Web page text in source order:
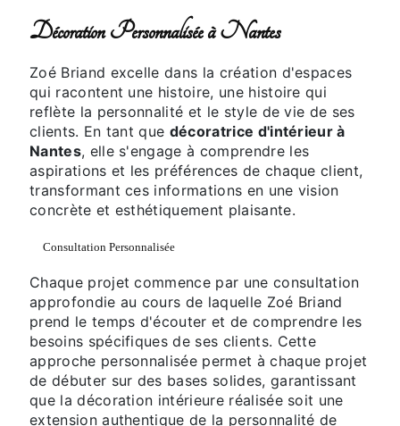
Décoration Personnalisée à Nantes
Zoé Briand excelle dans la création d'espaces
qui racontent une histoire, une histoire qui
reflète la personnalité et le style de vie de ses
clients. En tant que décoratrice d'intérieur à
Nantes, elle s'engage à comprendre les
aspirations et les préférences de chaque client,
transformant ces informations en une vision
concrète et esthétiquement plaisante.
Consultation Personnalisée
Chaque projet commence par une consultation
approfondie au cours de laquelle Zoé Briand
prend le temps d'écouter et de comprendre les
besoins spécifiques de ses clients. Cette
approche personnalisée permet à chaque projet
de débuter sur des bases solides, garantissant
que la décoration intérieure réalisée soit une
extension authentique de la personnalité de